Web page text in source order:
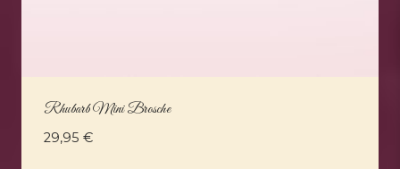
Rhubarb Mini Brosche
29,95 €